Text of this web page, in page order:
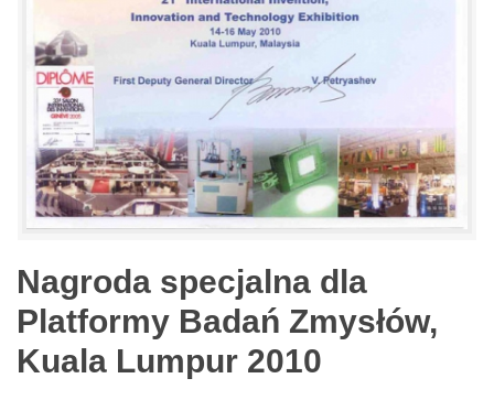
Nagroda specjalna dla
Platformy Badań Zmysłów,
Kuala Lumpur 2010